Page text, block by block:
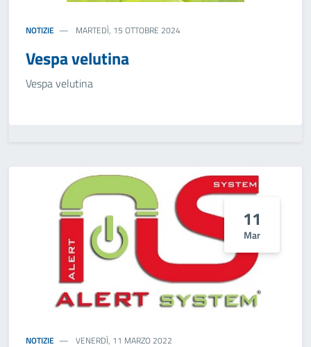
NOTIZIE MARTEDÌ, 15 OTTOBRE 2024
Vespa velutina
Vespa velutina
11
Mar
NOTIZIE VENERDÌ, 11 MARZO 2022